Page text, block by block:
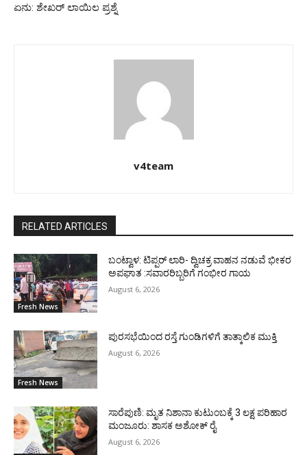
ಏನು: ಶೇಖರ್ ಲಾಯಿಲ ಪ್ರಶ್ನೆ
v4team
RELATED ARTICLES
Fresh News
ಬಂಟ್ವಾಳ: ಟಿಪ್ಪರ್ ಲಾರಿ- ದ್ವಿಚಕ್ರ ವಾಹನ ನಡುವೆ ಭೀಕರ
ಅಪಘಾತ :ಸವಾರರಿಬ್ಬರಿಗೆ ಗಂಭೀರ ಗಾಯ
August 6, 2026
Fresh News
ಪುರಸಭೆಯಿಂದ ರಸ್ತೆ ಗುಂಡಿಗಳಿಗೆ ತಾತ್ಕಾಲಿಕ ಮುಕ್ತಿ
August 6, 2026
ಸಾರೆಪುಣಿ: ಮೃತ ನಿಶಾನಾ ಕುಟುಂಬಕ್ಕೆ 3 ಲಕ್ಷ ಪರಿಹಾರ
ಮಂಜೂರು: ಶಾಸಕ ಅಶೋಕ್ ರೈ
August 6, 2026